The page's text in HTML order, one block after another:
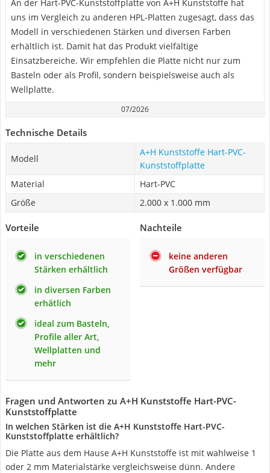
An der Hart-PVC-Kunststoffplatte von A+H Kunststoffe hat
uns im Vergleich zu anderen HPL-Platten zugesagt, dass das
Modell in verschiedenen Stärken und diversen Farben
erhältlich ist. Damit hat das Produkt vielfältige
Einsatzbereiche. Wir empfehlen die Platte nicht nur zum
Basteln oder als Profil, sondern beispielsweise auch als
Wellplatte.
07/2026
Technische Details
Modell
A+H Kunststoffe Hart-PVC-
Kunststoffplatte
Material
Hart-PVC
Größe
2.000 x 1.000 mm
Vorteile
in verschiedenen
Stärken erhältlich
in diversen Farben
erhätlich
ideal zum Basteln,
Profile aller Art,
Wellplatten und
mehr
Nachteile
keine anderen
Größen verfügbar
Fragen und Antworten zu A+H Kunststoffe Hart-PVC-
Kunststoffplatte
In welchen Stärken ist die A+H Kunststoffe Hart-PVC-
Kunststoffplatte erhältlich?
Die Platte aus dem Hause A+H Kunststoffe ist mit wahlweise 1
oder 2 mm Materialstärke vergleichsweise dünn. Andere